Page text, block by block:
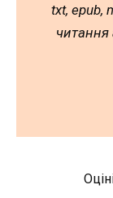
txt, epub,
читання